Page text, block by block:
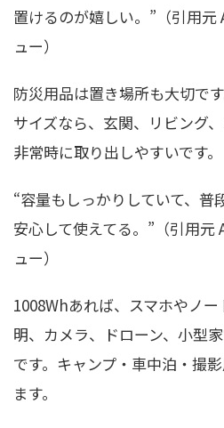
置けるのが嬉しい。”（引用
ュー）
防災用品は置き場所も大切で
サイズなら、玄関、リビング
非常時に取り出しやすいです。
“容量もしっかりしていて、普
安心して使えてる。”（引用
ュー）
1008Whあれば、スマホやノ
明、カメラ、ドローン、小型
です。キャンプ・車中泊・撮
ます。